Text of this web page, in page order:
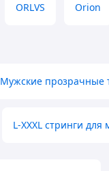
ORLVS Orion
Мужские прозрачные
L-XXXL стринги